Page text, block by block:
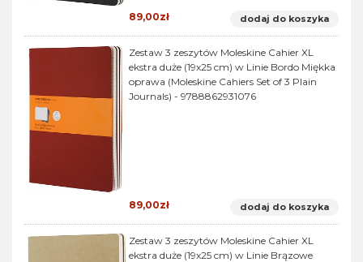
89,00zł dodaj do koszyka
Zestaw 3 zeszytów Moleskine Cahier XL
ekstra duże (19x25 cm) w Linie Bordo Miękka
oprawa (Moleskine Cahiers Set of 3 Plain
Journals) - 9788862931076
89,00zł dodaj do koszyka
Zestaw 3 zeszytów Moleskine Cahier XL
ekstra duże (19x25 cm) w Linie Brązowe